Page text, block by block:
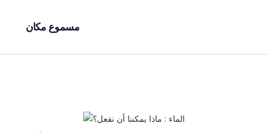
مسموع مكان